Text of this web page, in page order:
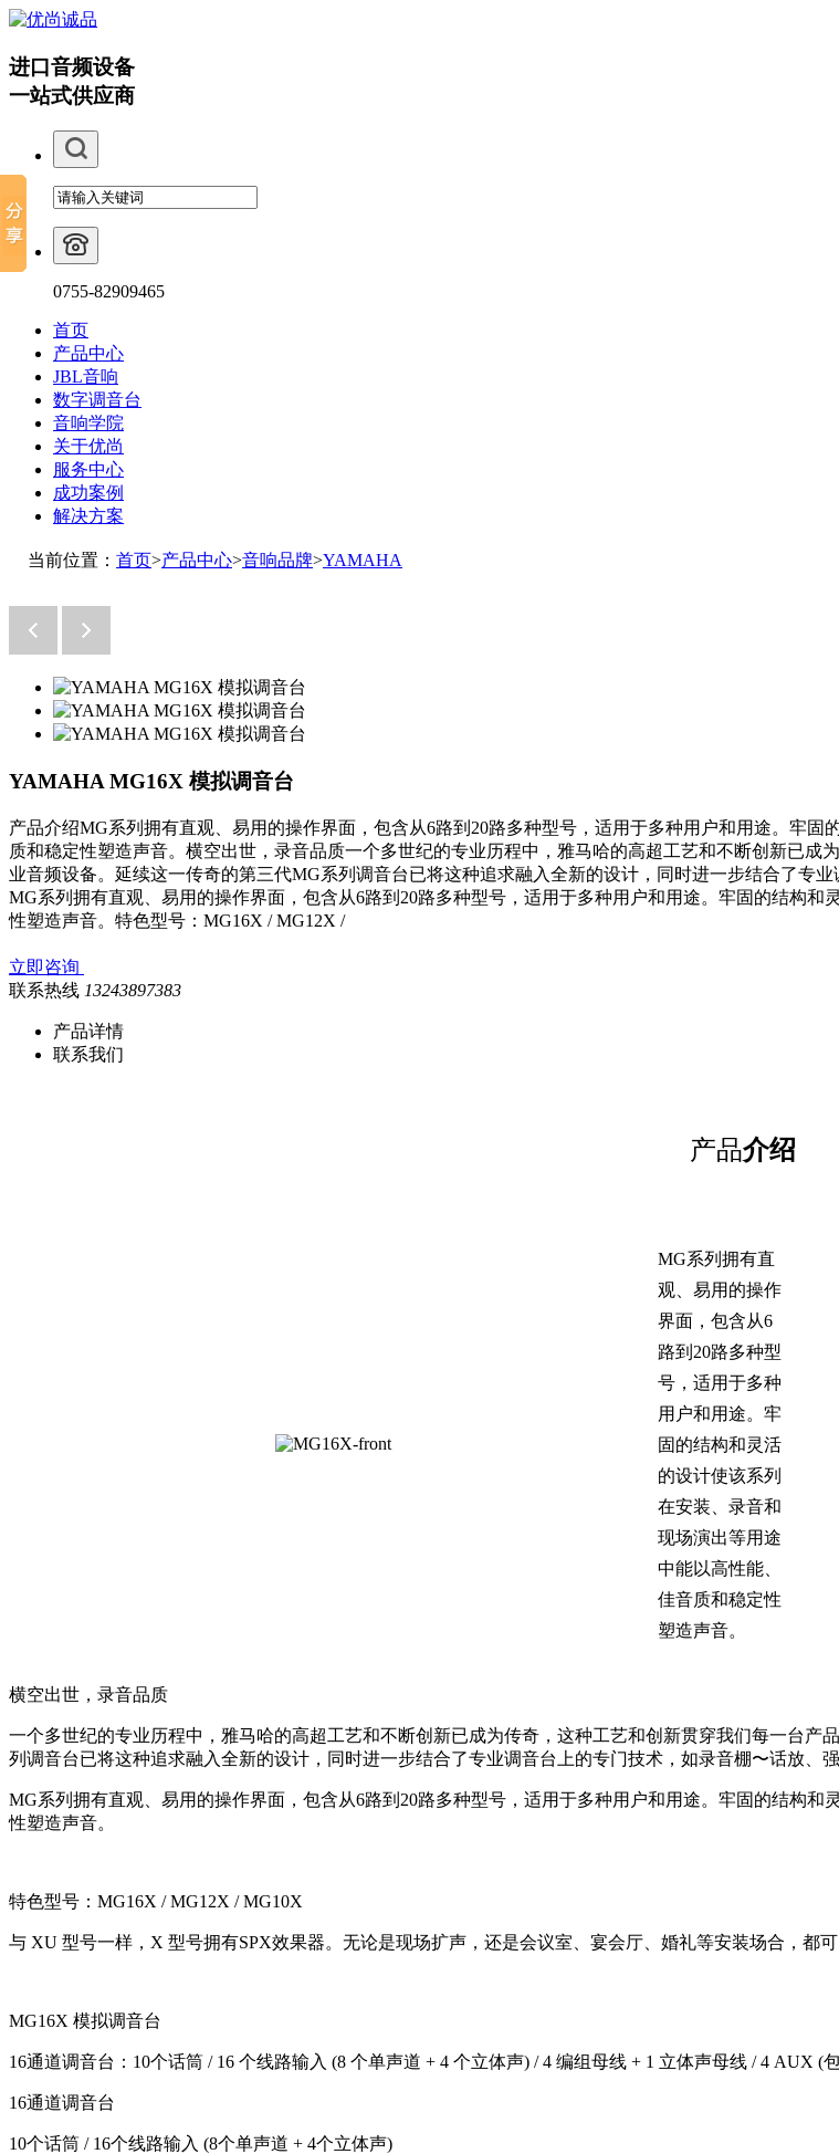
进口音频设备
一站式供应商
0755-82909465
首页
产品中心
JBL音响
数字调音台
音响学院
关于优尚
服务中心
成功案例
解决方案
当前位置： 首页>产品中心>音响品牌>YAMAHA
YAMAHA MG16X 模拟调音台
产品介绍MG系列拥有直观、易用的操作界面，包含从6路到20路多种型号，适用于多种用户和用途。牢
质和稳定性塑造声音。横空出世，录音品质一个多世纪的专业历程中，雅马哈的高超工艺和不断创新已
业音频设备。延续这一传奇的第三代MG系列调音台已将这种追求融入全新的设计，同时进一步结合了专
MG系列拥有直观、易用的操作界面，包含从6路到20路多种型号，适用于多种用户和用途。牢固的结构
性塑造声音。特色型号：MG16X / MG12X /
立即咨询
联系热线 13243897383
产品详情
联系我们
产品介绍
MG系列拥有直
观、易用的操作
界面，包含从6
路到20路多种型
号，适用于多种
用户和用途。牢
固的结构和灵活
的设计使该系列
在安装、录音和
现场演出等用途
中能以高性能、
佳音质和稳定性
塑造声音。
横空出世，录音品质
一个多世纪的专业历程中，雅马哈的高超工艺和不断创新已成为传奇，这种工艺和创新贯穿我们每一台
列调音台已将这种追求融入全新的设计，同时进一步结合了专业调音台上的专门技术，如录音棚〜话放、
MG系列拥有直观、易用的操作界面，包含从6路到20路多种型号，适用于多种用户和用途。牢固的结构
性塑造声音。
特色型号：MG16X / MG12X / MG10X
与 XU 型号一样，X 型号拥有SPX效果器。无论是现场扩声，还是会议室、宴会厅、婚礼等安装场合，都
MG16X 模拟调音台
16通道调音台：10个话筒 / 16 个线路输入 (8 个单声道 + 4 个立体声) / 4 编组母线 + 1 立体声母线 / 4 AUX (
16通道调音台
10个话筒 / 16个线路输入 (8个单声道 + 4个立体声)